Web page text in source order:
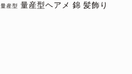
量産型 量産型ヘアメ 錦 髪飾り